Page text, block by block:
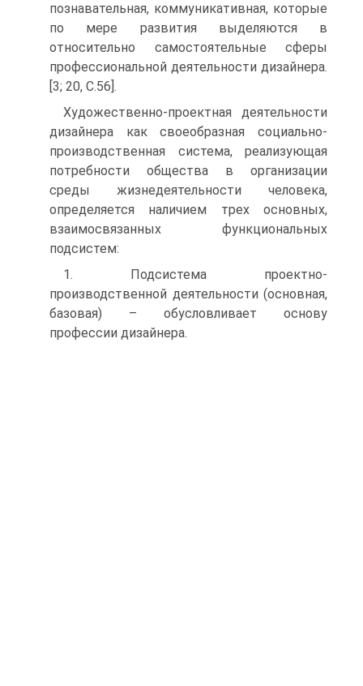
познавательная, коммуникативная, которые
по мере развития выделяются в
относительно самостоятельные сферы
профессиональной деятельности дизайнера.
[3; 20, С.56].
Художественно-проектная деятельности
дизайнера как своеобразная социально-
производственная система, реализующая
потребности общества в организации
среды жизнедеятельности человека,
определяется наличием трех основных,
взаимосвязанных функциональных
подсистем:
1. Подсистема проектно-
производственной деятельности (основная,
базовая) – обусловливает основу
профессии дизайнера.